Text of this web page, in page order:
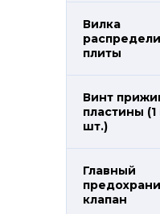
Вилка
плиты
Винт
пластины
шт.)
Главный
клапан